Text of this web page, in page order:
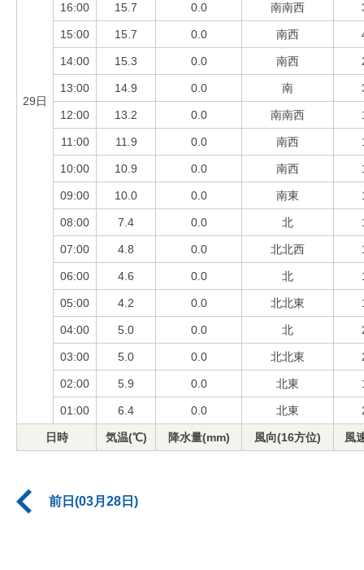
29日
16:00 15.7 0.0 南南西
15:00 15.7 0.0 南西
14:00 15.3 0.0 南西
13:00 14.9 0.0 南
12:00 13.2 0.0 南南西
11:00 11.9 0.0 南西
10:00 10.9 0.0 南西
09:00 10.0 0.0 南東
08:00 7.4 0.0 北
07:00 4.8 0.0 北北西
06:00 4.6 0.0 北
05:00 4.2 0.0 北北東
04:00 5.0 0.0 北
03:00 5.0 0.0 北北東
02:00 5.9 0.0 北東
01:00 6.4 0.0 北東
日時 気温(℃) 降水量(mm) 風向(16方位) 風
前日(03月28日)